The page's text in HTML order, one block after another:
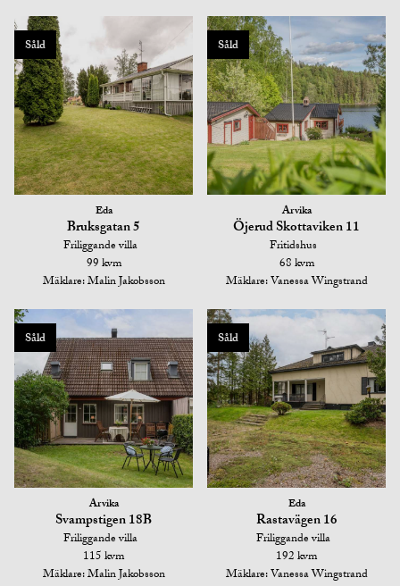
Såld
Eda
Bruksgatan 5
Friliggande villa
99 kvm
Mäklare: Malin Jakobsson
Såld
Arvika
Öjerud Skottaviken 11
Fritidshus
68 kvm
Mäklare: Vanessa Wingstrand
Såld
Arvika
Svampstigen 18B
Friliggande villa
115 kvm
Mäklare: Malin Jakobsson
Såld
Eda
Rastavägen 16
Friliggande villa
192 kvm
Mäklare: Vanessa Wingstrand